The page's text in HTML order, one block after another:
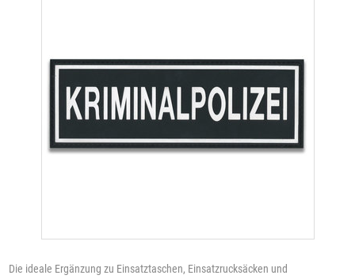
Die ideale Ergänzung zu Einsatztaschen, Einsatzrucksäcken und